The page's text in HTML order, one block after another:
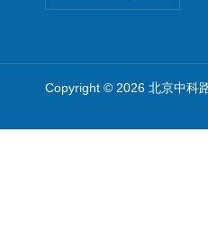
Copyright © 2026 北京中科